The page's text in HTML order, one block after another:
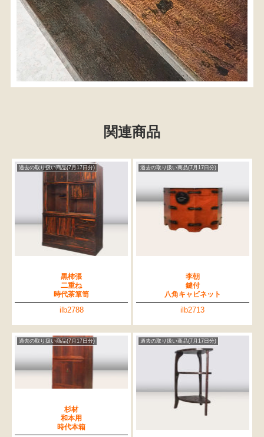
関連商品
過去の取り扱い商品(7月17日分)
黒柿張
二重ね
時代茶箪笥
ilb2788
過去の取り扱い商品(7月17日分)
李朝
鍵付
八角キャビネット
ilb2713
過去の取り扱い商品(7月17日分)
杉材
和本用
時代本箱
過去の取り扱い商品(7月17日分)